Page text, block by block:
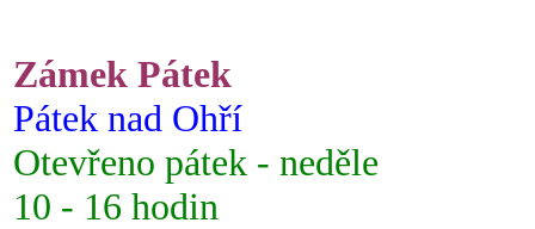
Zámek Pátek
Pátek nad Ohří
Otevřeno pátek - neděle
10 - 16 hodin